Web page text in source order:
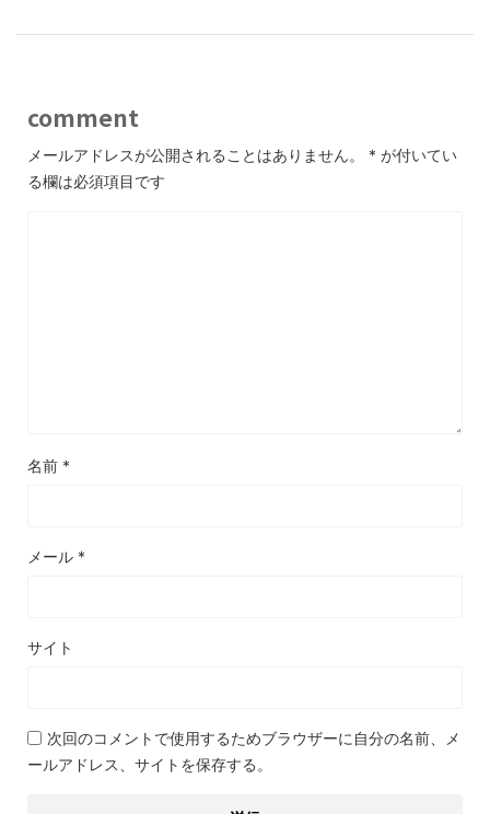
comment
メールアドレスが公開されることはありません。 * が付いてい
る欄は必須項目です
名前 *
メール *
サイト
次回のコメントで使用するためブラウザーに自分の名前、メ
ールアドレス、サイトを保存する。